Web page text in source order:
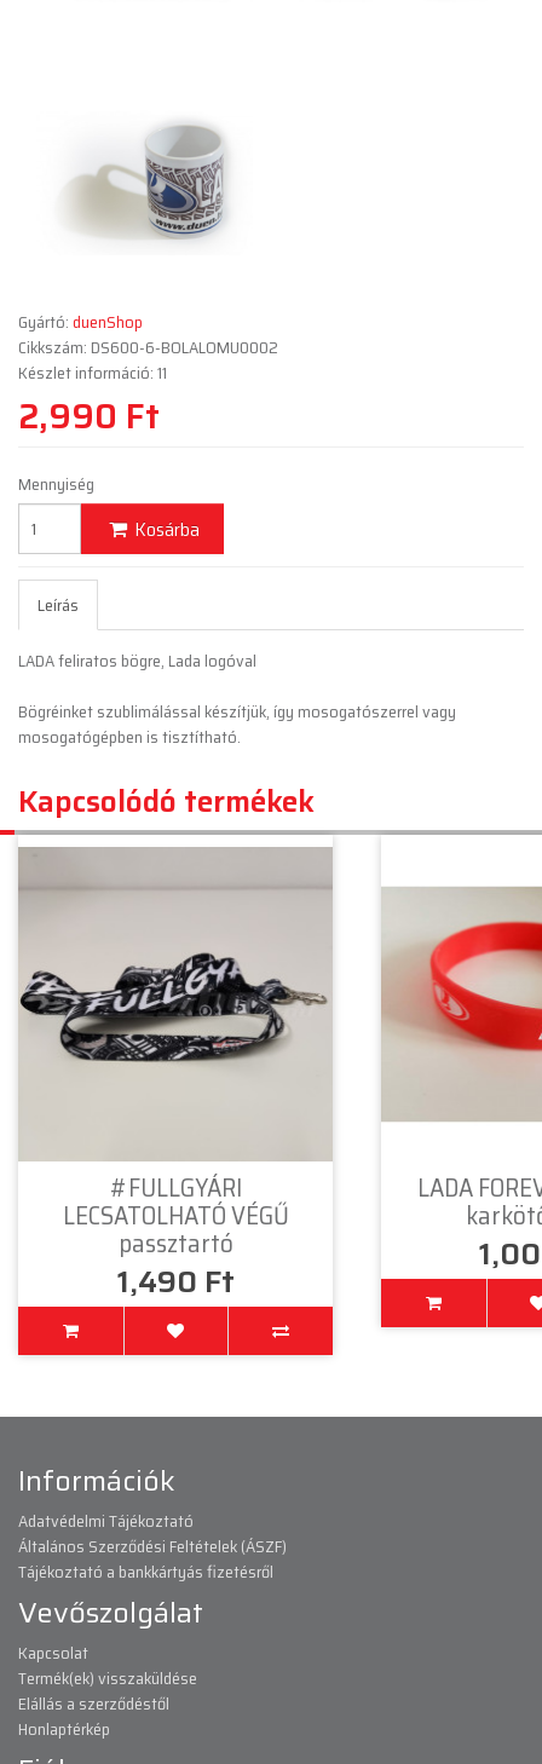
Gyártó:duenShop
Cikkszám: DS600-6-BOLALOMU0002
Készlet információ: 11
2,990 Ft
Mennyiség
Kosárba
Leírás
LADA feliratos bögre, Lada logóval
Bögréinket szublimálással készítjük, így mosogatószerrel vagy
mosogatógépben is tisztítható.
Kapcsolódó termékek
#FULLGYÁRI
LECSATOLHATÓ VÉGŰ
passztartó
1,490 Ft
LADA
Információk
Adatvédelmi Tájékoztató
Általános Szerződési Feltételek (ÁSZF)
Tájékoztató a bankkártyás fizetésről
Vevőszolgálat
Kapcsolat
Termék(ek) visszaküldése
Elállás a szerződéstől
Honlaptérkép